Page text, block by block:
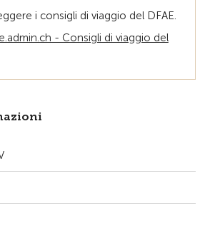
i consigli di viaggio del DFAE.
- Consigli di viaggio del